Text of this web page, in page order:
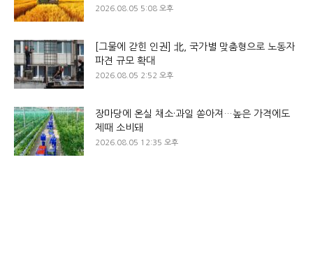
2026.08.05 5:08 오후
[그물에 갇힌 인권] 北, 국가별 맞춤형으로 노동자
파견 규모 확대
2026.08.05 2:52 오후
장마당에 온실 채소·과일 쏟아져…높은 가격에도
제때 소비돼
2026.08.05 12:35 오후